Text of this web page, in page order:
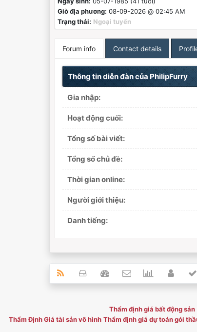
Giờ địa phương: 08-09-2026 @ 02:45 AM
Trạng thái: Ngoại tuyến
Forum info Contact details
Thông tin diễn đàn của PhilipFurry
Gia nhập:
Hoạt động cuối:
Tổng số bài viết:
Tổng số chủ đề:
Thời gian online:
Người giới thiệu:
Danh tiếng:
Thẩm định giá bất động sản
Thẩm Định Giá tài sản vô hình Thẩm định giá dự toán gói